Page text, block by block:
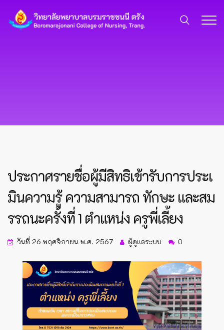
ประกาศรายชื่อผู้มีสิทธิเข้ารับการประเ
มินความรู้ ความสามารถ ทักษะ และสม
รรถนะครั้งที่ 1 ตำแหน่ง ครูพี่เลี้ยง
วันที่ 26 พฤศจิกายน พ.ศ. 2567 ผู้ดูแลระบบ 0